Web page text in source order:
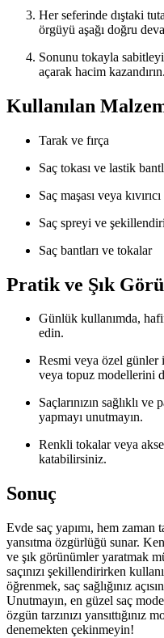
Her seferinde dıştaki
örgüyü aşağı doğru
Sonunu tokayla
açarak hacim kazandırın.
Kullanılan
Tarak ve fırça
Saç tokası ve lastik
Saç maşası veya kıvırıcı
Saç spreyi ve
Saç bantları ve tokalar
Pratik ve Şık
Günlük kullanımda,
edin.
Resmi veya özel günler
veya topuz modellerini
Saçlarınızın sağlıklı
yapmayı unutmayın.
Renkli tokalar veya
katabilirsiniz.
Sonuç
Evde saç yapımı, hem zaman
yansıtma özgürlüğü sunar.
ve şık görünümler yaratmak
saçınızı şekillendirirken
öğrenmek, saç sağlığınız
Unutmayın, en güzel saç
özgün tarzınızı yansıttığınız
denemekten çekinmeyin!